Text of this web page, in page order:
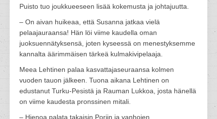
Puisto tuo joukkueeseen lisää kokemusta ja johtajuutta.
– On aivan huikeaa, että Susanna jatkaa vielä
pelaajauraansa! Hän löi viime kaudella oman
juoksuennätyksensä, joten kyseessä on menestyksemme
kannalta äärimmäisen tärkeä kulmakivipelaaja.
Meea Lehtinen palaa kasvattajaseuraansa kolmen
vuoden tauon jälkeen. Tuona aikana Lehtinen on
edustanut Turku-Pesistä ja Rauman Lukkoa, josta hänellä
on viime kaudesta pronssinen mitali.
– Hienoa palata takaisin Poriin ja vanhojen